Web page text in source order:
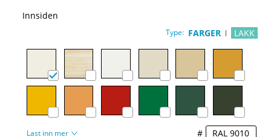
Innsiden
Type: FARGER LAKK
Last inn mer #